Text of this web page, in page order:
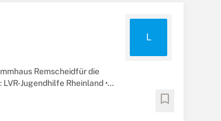
L
Remscheidfür die
Jugendhilfe Rheinland •
bookmark